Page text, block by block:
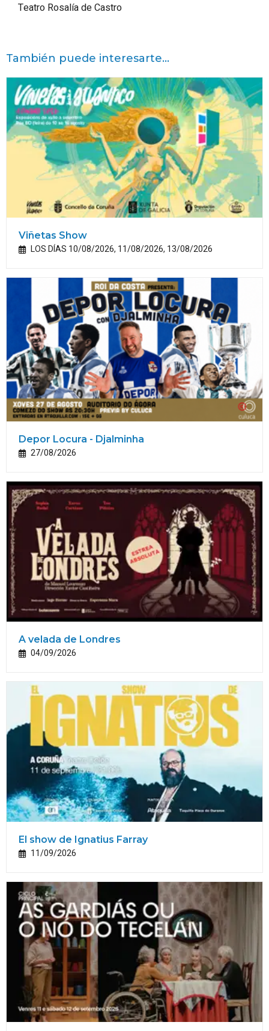
Teatro Rosalía de Castro
También puede interesarte...
Viñetas Show
LOS DÍAS 10/08/2026, 11/08/2026, 13/08/2026
Depor Locura - Djalminha
27/08/2026
A velada de Londres
04/09/2026
El show de Ignatius Farray
11/09/2026